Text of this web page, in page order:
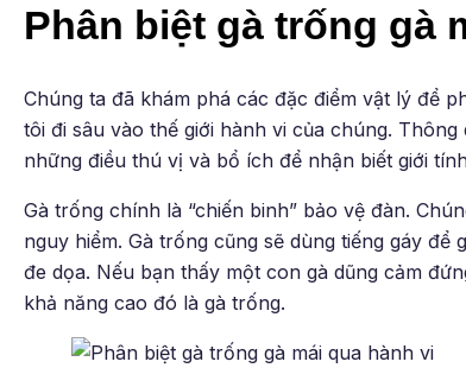
Phân biệt gà trống gà
Chúng ta đã khám phá các đặc điểm vật lý để
tôi đi sâu vào thế giới hành vi của chúng.
những điều thú vị và bổ ích để nhận biết giới
Gà trống chính là “chiến binh” bảo vệ đàn.
nguy hiểm. Gà trống cũng sẽ dùng tiếng gáy
đe dọa. Nếu bạn thấy một con gà dũng cảm
khả năng cao đó là gà trống.